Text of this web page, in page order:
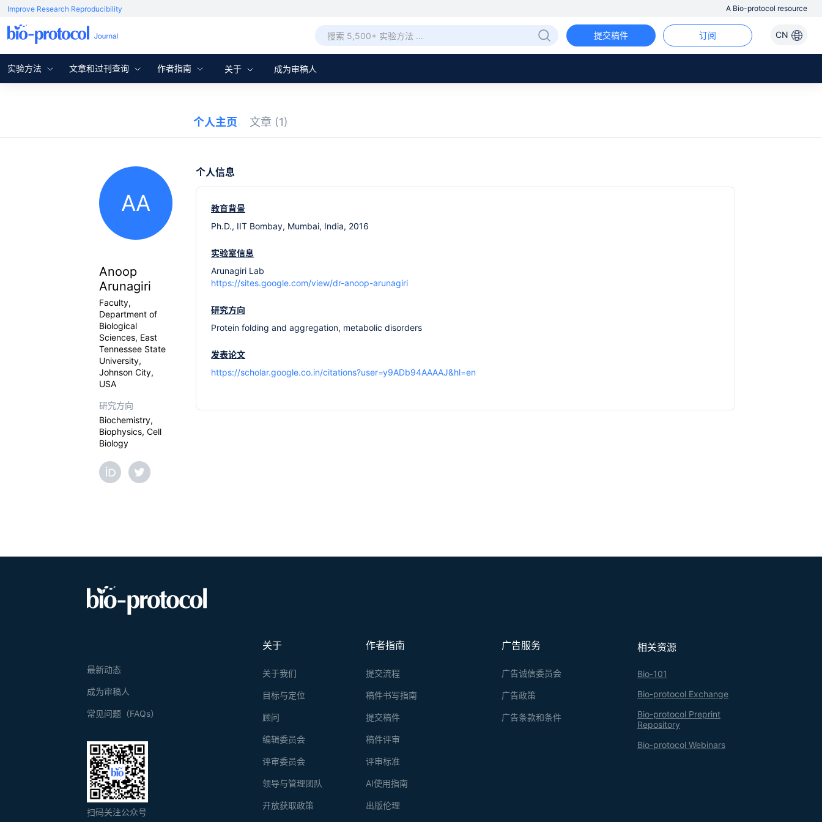
Improve Research Reproducibility A Bio-protocol resource
CN
订阅
提交稿件
实验方法 文章和过刊查询 作者指南 关于 成为审稿人
个人主页 文章 (1)
AA
Anoop
Arunagiri
Faculty,
Department of
Biological
Sciences, East
Tennessee State
University,
Johnson City,
USA
研究方向
Biochemistry,
Biophysics, Cell
Biology
个人信息
教育背景
Ph.D., IIT Bombay, Mumbai, India, 2016
实验室信息
Arunagiri Lab
https://sites.google.com/view/dr-anoop-arunagiri
研究方向
Protein folding and aggregation, metabolic disorders
发表论文
https://scholar.google.co.in/citations?user=y9ADb94AAAAJ&hl=en
相关资源
Bio-101
Bio-protocol Exchange
Bio-protocol Preprint
Repository
Bio-protocol Webinars
广告服务
广告诚信委员会
广告政策
广告条款和条件
作者指南
提交流程
稿件书写指南
提交稿件
稿件评审
评审标准
AI使用指南
出版伦理
关于
关于我们
目标与定位
顾问
编辑委员会
评审委员会
领导与管理团队
开放获取政策
最新动态
成为审稿人
常见问题（FAQs）
扫码关注公众号